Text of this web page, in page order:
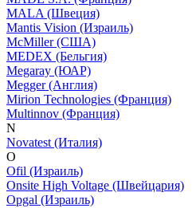
MALA (Швеция)
Mantis Vision (Израиль)
McMiller (США)
MEDEX (Бельгия)
Megaray (ЮАР)
Megger (Англия)
Mirion Technologies (Франция)
Multinnov (Франция)
N
Novatest (Италия)
O
Ofil (Израиль)
Onsite High Voltage (Швейцария)
Opgal (Израиль)